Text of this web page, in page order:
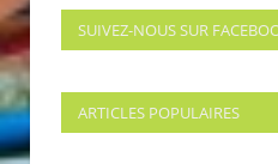
SUIVEZ-NOUS SUR
ARTICLES POPULAIRES